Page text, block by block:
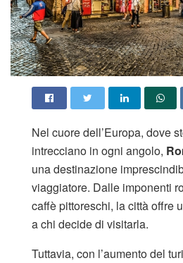
Nel cuore dell’Europa, dove
intrecciano in ogni angolo,
una destinazione
viaggiatore. Dalle imponenti
caffè pittoreschi, la città offre
a chi decide di visitarla.
Tuttavia, con l’aumento del